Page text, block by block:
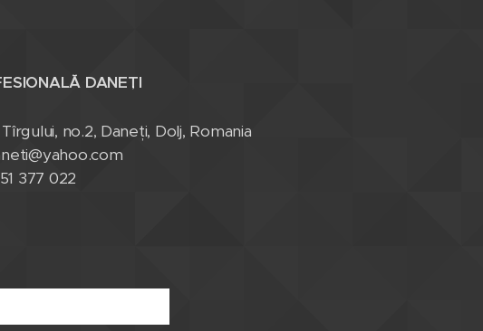
DANEȚI
no.2, Daneți, Dolj, Romania
377 022